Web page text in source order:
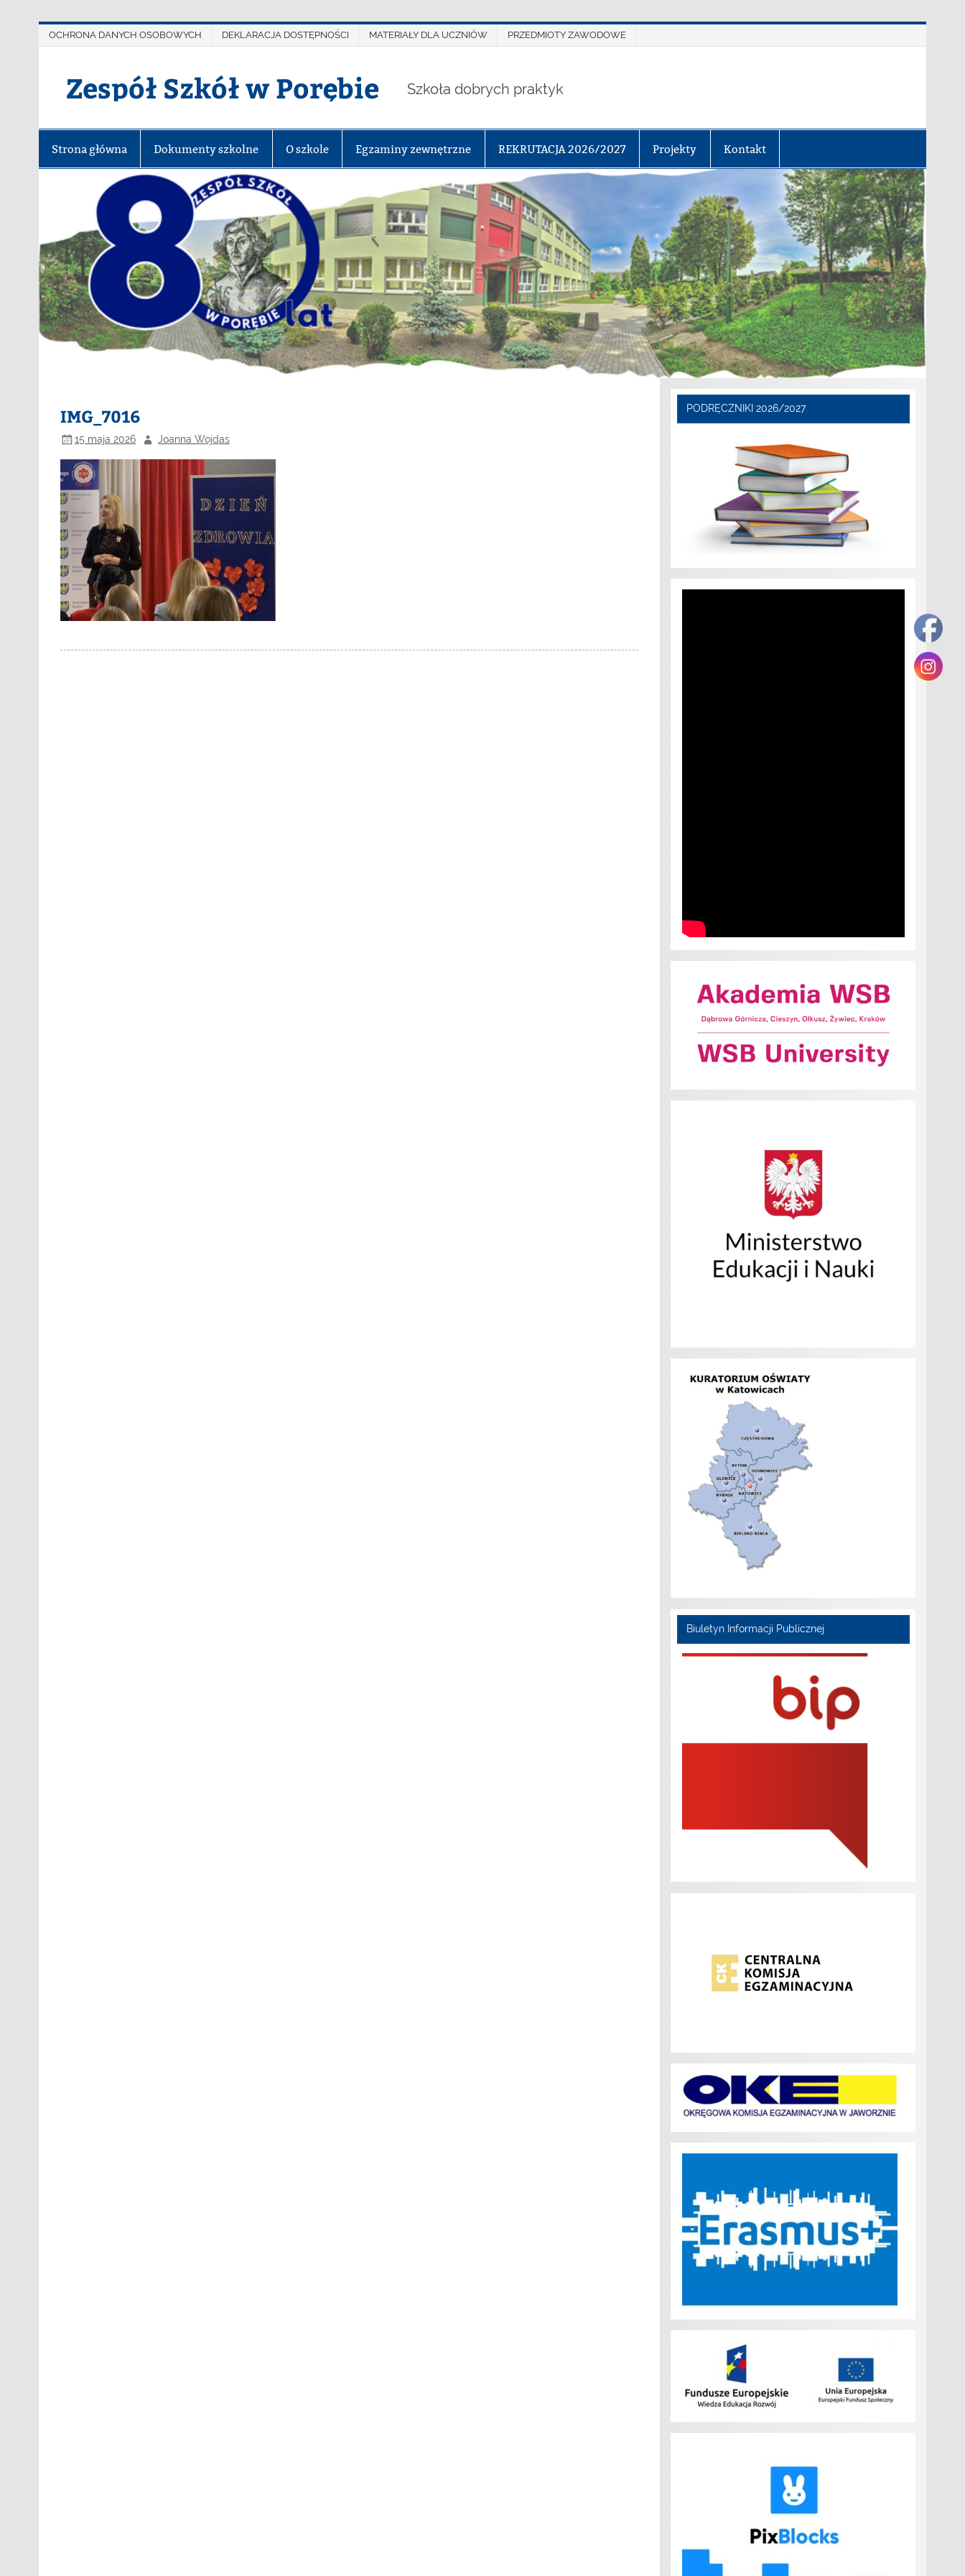
OCHRONA DANYCH OSOBOWYCH DEKLARACJA DOSTĘPNOŚCI MATERIAŁY DLA UCZNIÓW PRZEDMIOTY ZAWODOWE
Zespół Szkół w Porębie Szkoła dobrych praktyk
Strona główna Dokumenty szkolne O szkole Egzaminy zewnętrzne REKRUTACJA 2026/2027 Projekty Kontakt
IMG_7016
15 maja 2026 Joanna Wojdas
PODRĘCZNIKI 2026/2027
Biuletyn Informacji Publicznej